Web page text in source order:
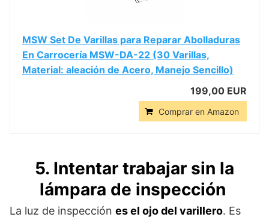
MSW Set De Varillas para Reparar Abolladuras
En Carrocería MSW-DA-22 (30 Varillas,
Material: aleación de Acero, Manejo Sencillo)
199,00 EUR
Comprar en Amazon
5. Intentar trabajar sin la
lámpara de inspección
La luz de inspección es el ojo del varillero. Es